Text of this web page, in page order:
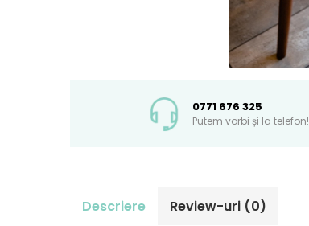
0771 676 325
Putem vorbi și la telefon!
Descriere Review-uri (0)